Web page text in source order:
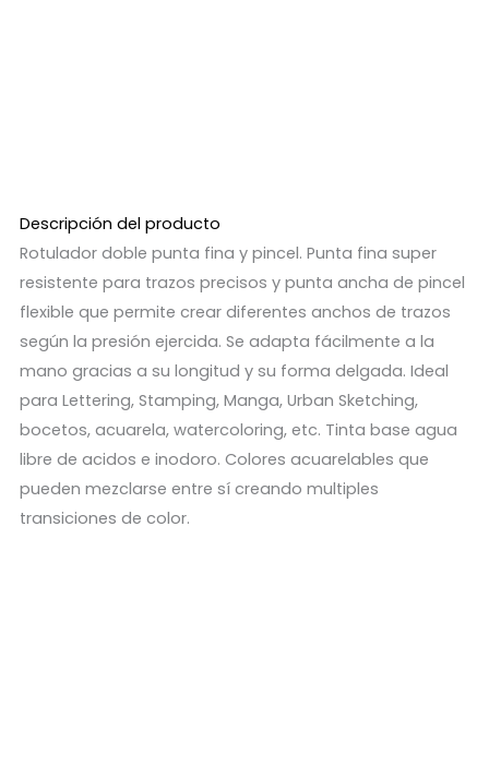
Descripción del producto
Rotulador doble punta fina y pincel. Punta fina super
resistente para trazos precisos y punta ancha de pincel
flexible que permite crear diferentes anchos de trazos
según la presión ejercida. Se adapta fácilmente a la
mano gracias a su longitud y su forma delgada. Ideal
para Lettering, Stamping, Manga, Urban Sketching,
bocetos, acuarela, watercoloring, etc. Tinta base agua
libre de acidos e inodoro. Colores acuarelables que
pueden mezclarse entre sí creando multiples
transiciones de color.